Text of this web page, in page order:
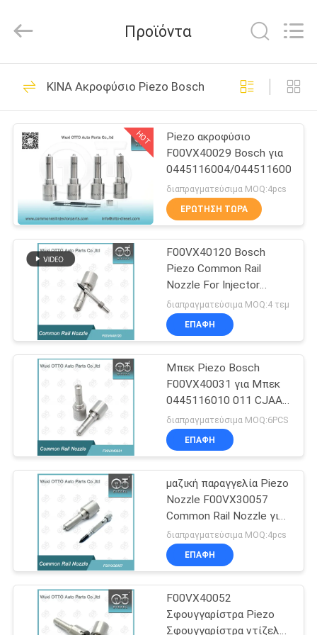
ΣΠΊΤΙ
ΠΡΟΪΌΝΤΑ
ΣΧΕΤΙΚΆ
ΕΜΆΣ
ΕΠΙΣΚΈΨΕΙΣ
ΕΡΓΟΣΤΆΣΙΟ
ΈΛΕΓΧΟΣ
ΕΠΙΚΟΙΝΩΝΉΣΤΕ
ΜΑΖΊ
ΜΑΣ
ΕΙΔΉΣΕΙΣ
ΥΠΟΘΈΣΕΙΣ
SITEMAP
AUTO
PARTS
Rights
Ακροφύσιο Denso
Common Rail
225
Κοινό ακροφύσιο
ραγών των Δελφών
86
Ακροφύσιο Piezo
Bosch
67
Ακροφύσιο
Siemens Vdo
28
Προϊόντα
ΚΙΝΑ Ακροφύσιο Piezo Bosch
HOT
Piezo ακροφύσιο
F00VX40029 Bosch για
0445116004/0445116005/
διαπραγματεύσιμα MOQ:4pcs
ΕΡΏΤΗΣΗ ΤΏΡΑ
F00VX40120 Bosch
Piezo Common Rail
Nozzle For Injector
0445117044 / 069 Suit
For AUDI A6 – A7 -SQ5
διαπραγματεύσιμα MOQ:4 τεμ
ΕΠΑΦΉ
Μπεκ Piezo Bosch
F00VX40031 για Μπεκ
0445116010 011 CJAA
TDI
διαπραγματεύσιμα MOQ:6PCS
ΕΠΑΦΉ
μαζική παραγγελία Piezo
Nozzle F00VX30057
Common Rail Nozzle για
D5244T10 D5244T11
D5244T15-T17
Κινητήρες και μπεκ
0445116081
διαπραγματεύσιμα MOQ:4pcs
ΕΠΑΦΉ
F00VX40052
Σφουγγαρίστρα Piezo
Σφουγγαρίστρα ντίζελ